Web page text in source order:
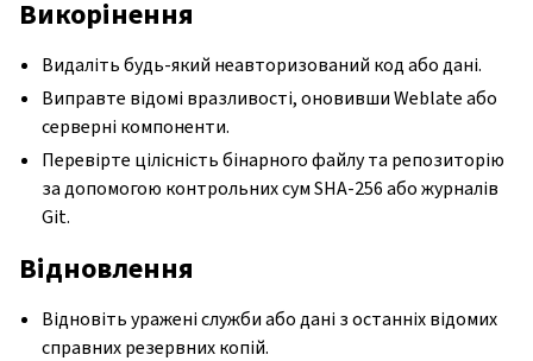
Викорінення
Видаліть будь-який неавторизований код або дані.
Виправте відомі вразливості, оновивши Weblate або
серверні компоненти.
Перевірте цілісність бінарного файлу та репозиторію
за допомогою контрольних сум SHA-256 або журналів
Git.
Відновлення
Відновіть уражені служби або дані з останніх відомих
справних резервних копій.